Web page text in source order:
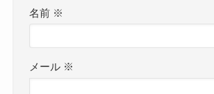
名前 ※
メール ※